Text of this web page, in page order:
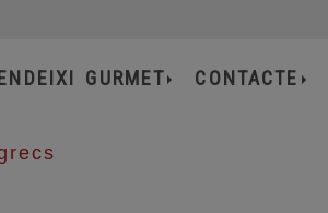
GURMET CONTACTE